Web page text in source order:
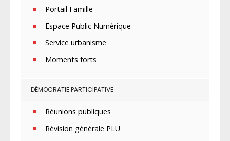
Portail Famille
Espace Public Numérique
Service urbanisme
Moments forts
DÉMOCRATIE PARTICIPATIVE
Réunions publiques
Révision générale PLU